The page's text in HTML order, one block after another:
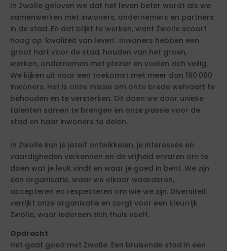
In Zwolle geloven we dat het leven beter wordt als we
samenwerken met inwoners, ondernemers en partners
in de stad. En dat blijkt te werken, want Zwolle scoort
hoog op ‘kwaliteit van leven’. Inwoners hebben een
groot hart voor de stad, houden van het groen,
werken, ondernemen met plezier en voelen zich veilig.
We kijken uit naar een toekomst met meer dan 160.000
inwoners. Het is onze missie om onze brede welvaart te
behouden en te versterken. Dit doen we door unieke
talenten samen te brengen en onze passie voor de
stad en haar inwoners te delen.
In Zwolle kun je jezelf ontwikkelen, je interesses en
vaardigheden verkennen en de vrijheid ervaren om te
doen wat je leuk vindt en waar je goed in bent. We zijn
een organisatie, waar we elkaar waarderen,
accepteren en respecteren om wie we zijn. Diversiteit
verrijkt onze organisatie en zorgt voor een kleurrijk
Zwolle, waar iedereen zich thuis voelt.
Opdracht
Het gaat goed met Zwolle. Een bruisende stad in een